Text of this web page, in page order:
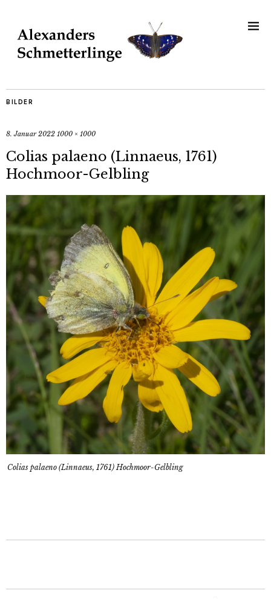
BILDER
8. Januar 2022 1000 × 1000
Colias palaeno (Linnaeus, 1761)
Hochmoor-Gelbling
Colias palaeno (Linnaeus, 1761) Hochmoor-Gelbling